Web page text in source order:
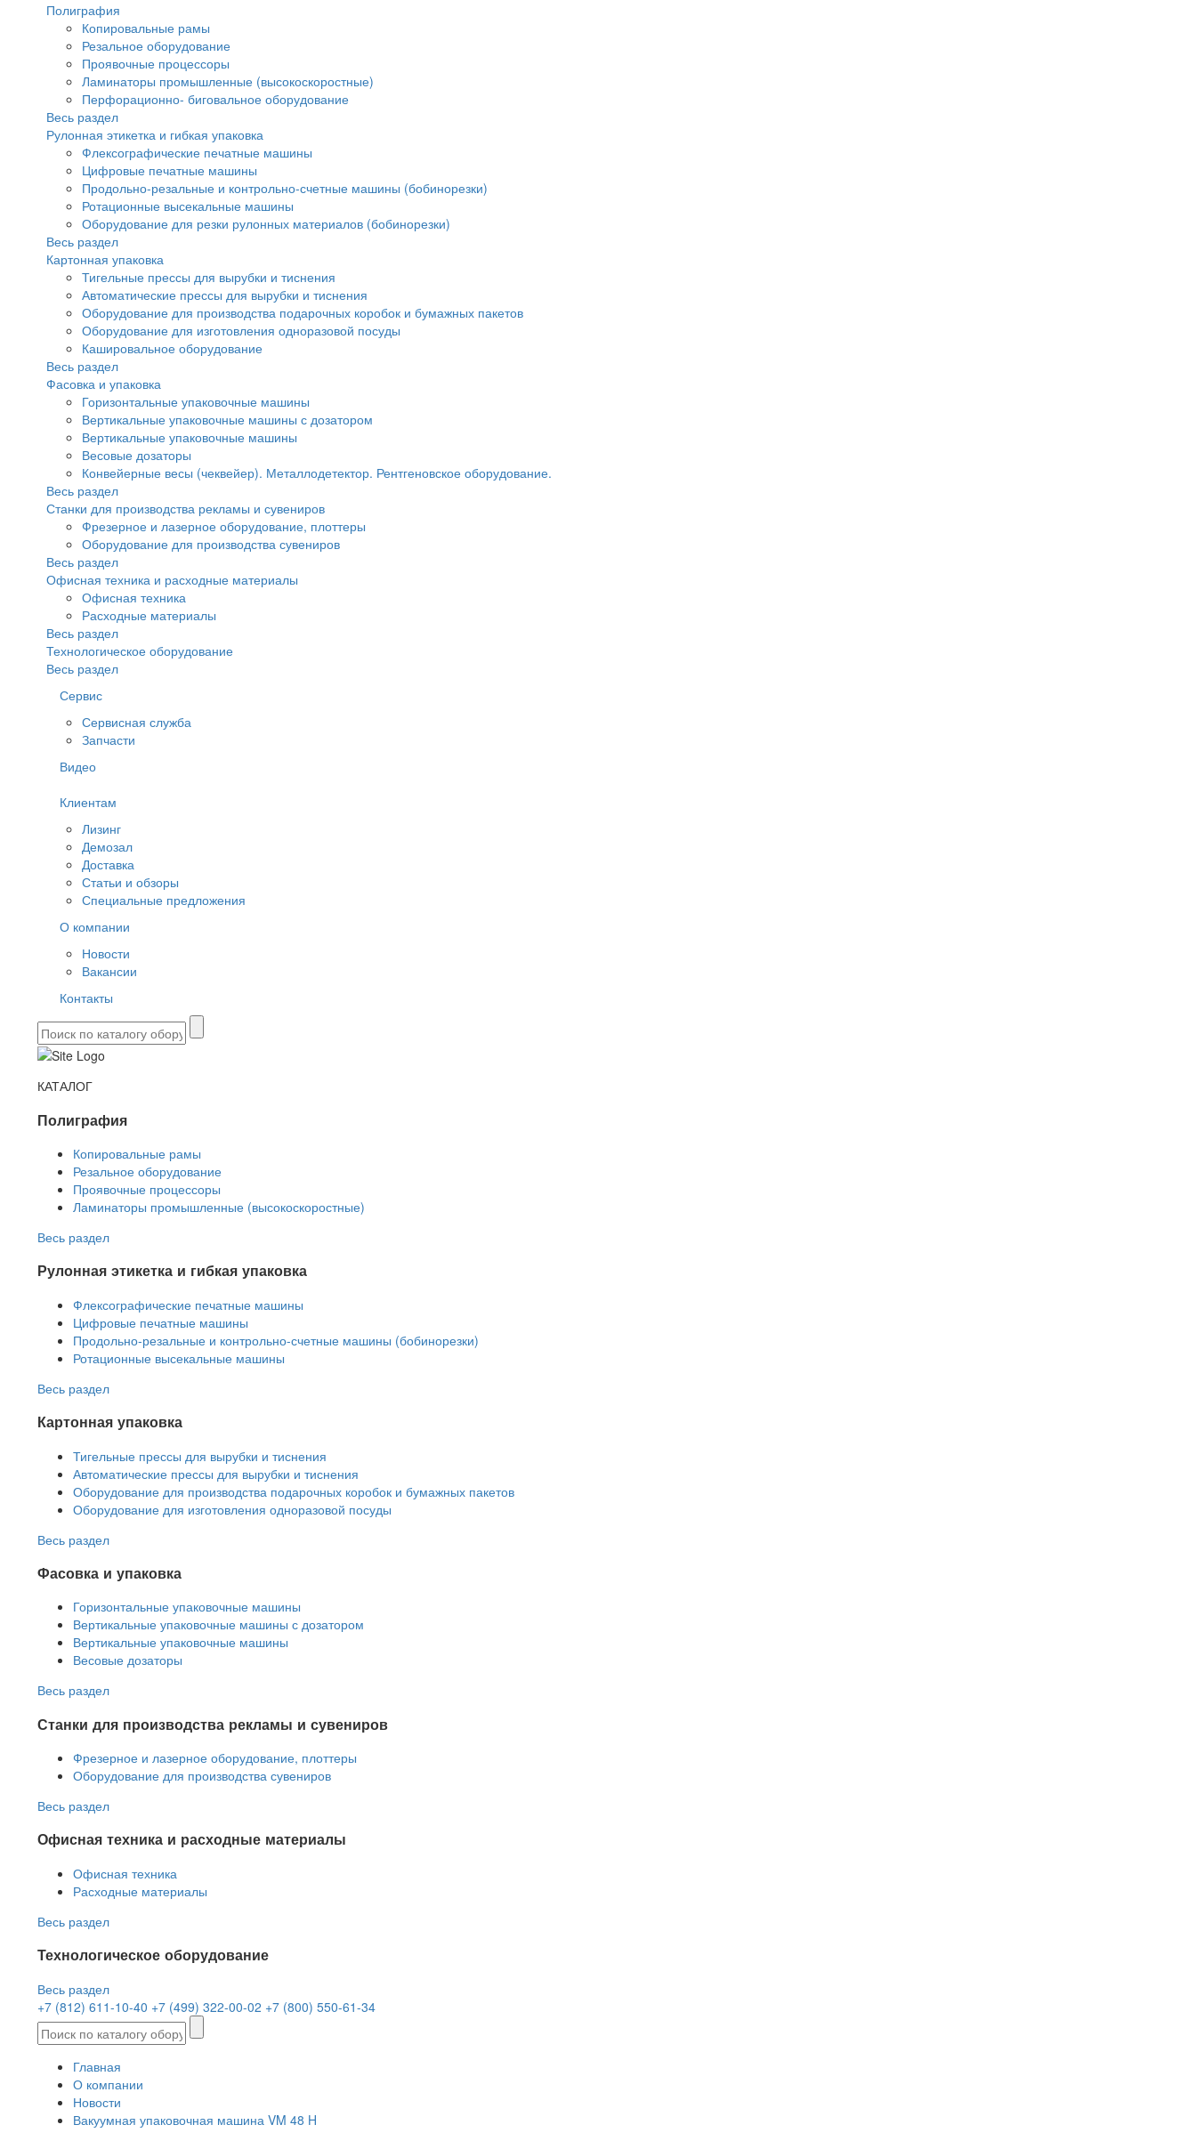
Полиграфия
Копировальные рамы
Резальное оборудование
Проявочные процессоры
Ламинаторы промышленные (высокоскоростные)
Перфорационно- биговальное оборудование
Весь раздел
Рулонная этикетка и гибкая упаковка
Флексографические печатные машины
Цифровые печатные машины
Продольно-резальные и контрольно-счетные машины (бобинорезки)
Ротационные высекальные машины
Оборудование для резки рулонных материалов (бобинорезки)
Весь раздел
Картонная упаковка
Тигельные прессы для вырубки и тиснения
Автоматические прессы для вырубки и тиснения
Оборудование для производства подарочных коробок и бумажных пакетов
Оборудование для изготовления одноразовой посуды
Кашировальное оборудование
Весь раздел
Фасовка и упаковка
Горизонтальные упаковочные машины
Вертикальные упаковочные машины с дозатором
Вертикальные упаковочные машины
Весовые дозаторы
Конвейерные весы (чеквейер). Металлодетектор. Рентгеновское оборудование.
Весь раздел
Станки для производства рекламы и сувениров
Фрезерное и лазерное оборудование, плоттеры
Оборудование для производства сувениров
Весь раздел
Офисная техника и расходные материалы
Офисная техника
Расходные материалы
Весь раздел
Технологическое оборудование
Весь раздел
Сервис
Сервисная служба
Запчасти
Видео
Клиентам
Лизинг
Демозал
Доставка
Статьи и обзоры
Специальные предложения
О компании
Новости
Вакансии
Контакты
КАТАЛОГ
Полиграфия
Копировальные рамы
Резальное оборудование
Проявочные процессоры
Ламинаторы промышленные (высокоскоростные)
Весь раздел
Рулонная этикетка и гибкая упаковка
Флексографические печатные машины
Цифровые печатные машины
Продольно-резальные и контрольно-счетные машины (бобинорезки)
Ротационные высекальные машины
Весь раздел
Картонная упаковка
Тигельные прессы для вырубки и тиснения
Автоматические прессы для вырубки и тиснения
Оборудование для производства подарочных коробок и бумажных пакетов
Оборудование для изготовления одноразовой посуды
Весь раздел
Фасовка и упаковка
Горизонтальные упаковочные машины
Вертикальные упаковочные машины с дозатором
Вертикальные упаковочные машины
Весовые дозаторы
Весь раздел
Станки для производства рекламы и сувениров
Фрезерное и лазерное оборудование, плоттеры
Оборудование для производства сувениров
Весь раздел
Офисная техника и расходные материалы
Офисная техника
Расходные материалы
Весь раздел
Технологическое оборудование
Весь раздел
+7 (812) 611-10-40 +7 (499) 322-00-02 +7 (800) 550-61-34
Главная
О компании
Новости
Вакуумная упаковочная машина VM 48 H